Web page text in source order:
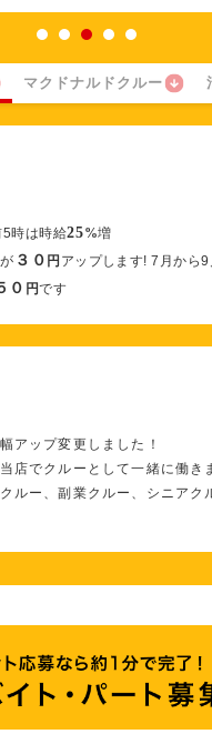
マクドナルドクルー
時は時給25%増
３０ 円 アップします! 7月から
０ 円です
アップ変更しました！
店でクルーとして一緒に働き
ルー、副業クルー、シニアク